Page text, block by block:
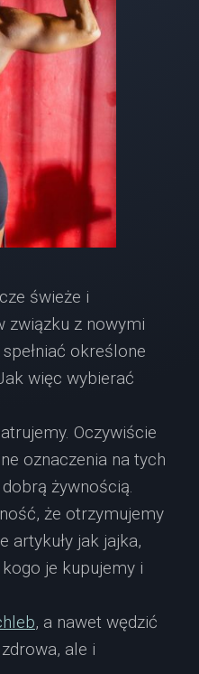
świeże i
związku z nowymi
określone
więc wybierać
Oczywiście
oznaczenia na tych
żywnością.
że otrzymujemy
artykuły jak jajka,
je kupujemy i
, a nawet wędzić
ale i